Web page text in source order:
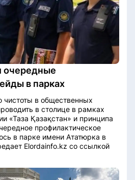
очередные
в парках
в общественных
в столице в рамках
«Таза Қазақстан» и принципа
профилактическое
в парке имени Ататюрка в
Elordainfo.kz со ссылкой